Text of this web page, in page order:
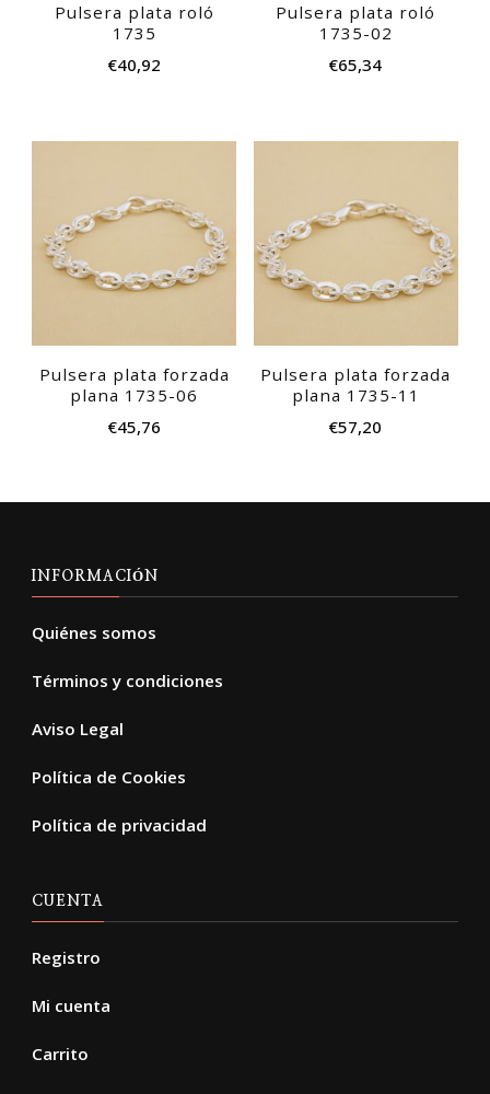
Pulsera plata roló
1735
€40,92
Pulsera plata roló
1735-02
€65,34
Pulsera plata forzada
plana 1735-06
€45,76
Pulsera plata forzada
plana 1735-11
€57,20
INFORMACIÓN
Quiénes somos
Términos y condiciones
Aviso Legal
Política de Cookies
Política de privacidad
CUENTA
Registro
Mi cuenta
Carrito